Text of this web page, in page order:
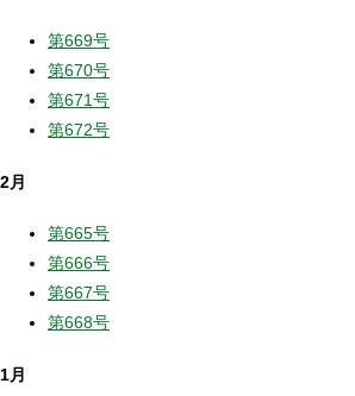
第669号
第670号
第671号
第672号
2月
第665号
第666号
第667号
第668号
1月